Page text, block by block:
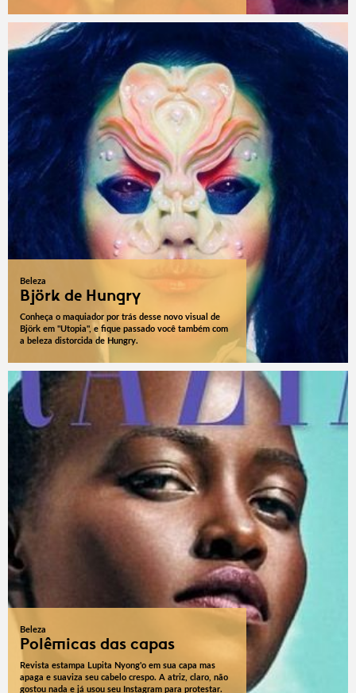
Beleza
Björk de Hungry
Conheça o maquiador por trás desse novo visual de
Björk em "Utopia", e fique passado você também com
a beleza distorcida de Hungry.
Beleza
Polêmicas das capas
Revista estampa Lupita Nyong'o em sua capa mas
apaga e suaviza seu cabelo crespo. A atriz, claro, não
gostou nada e já usou seu Instagram para protestar.